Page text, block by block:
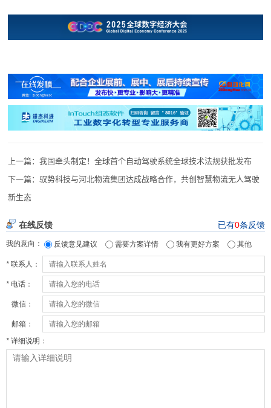
上一篇：我国牵头制定！全球首个自动驾驶系统全球技术法规获批发布
下一篇： 驭势科技与河北物流集团达成战略合作，共创智慧物流无人驾驶
新生态